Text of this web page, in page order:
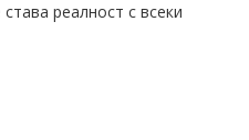
реалност с всеки